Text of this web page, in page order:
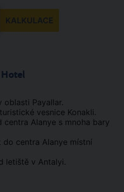
KALKULACE
Hotel
oblasti Payallar.
vesnice Konakli.
centra Alanye s mnoha bary
centra Alanye místní
letiště v Antalyi.